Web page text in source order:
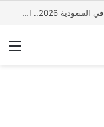
طريقة استخراج التقرير الطبي الإلكتروني في السعودية 2026.. الخطوات والشروط